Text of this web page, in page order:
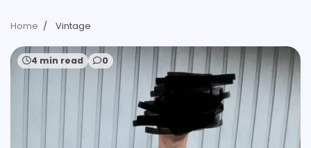
Home Vintage
4 min read 0